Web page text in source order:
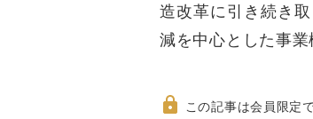
造改革に引き続き
減を中心とした事
この記事は会員限定